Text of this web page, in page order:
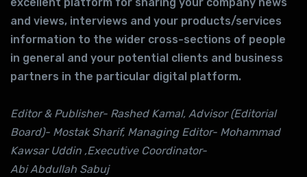
and views, interviews and your products/services
information to the wider cross-sections of people
in general and your potential clients and business
partners in the particular digital platform.
Editor & Publisher- Rashed Kamal, Advisor (Editorial
Board)- Mostak Sharif, Managing Editor- Mohammad
Kawsar Uddin ,Executive Coordinator-
Abi Abdullah Sabuj